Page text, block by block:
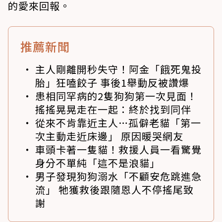
的愛來回報。
推薦新聞
主人剛離開秒失守！阿金「餓死鬼投
胎」狂嗑餃子 事後1舉動反被讚爆
患相同罕病的2隻狗狗第一次見面！
搖搖晃晃走在一起：終於找到同伴
從來不肯靠近主人…孤僻老貓「第一
次主動走近床邊」 原因暖哭網友
車頭卡著一隻貓！救援人員一看驚覺
身分不單純「這不是浪貓」
男子發現狗狗溺水「不顧安危跳進急
流」 牠獲救後跟隨恩人不停搖尾致
謝